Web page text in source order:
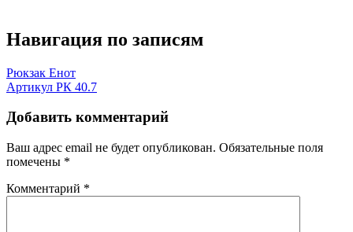
Навигация по записям
Рюкзак Енот
Артикул РК 40.7
Добавить комментарий
Ваш адрес email не будет опубликован. Обязательные поля
помечены *
Комментарий *